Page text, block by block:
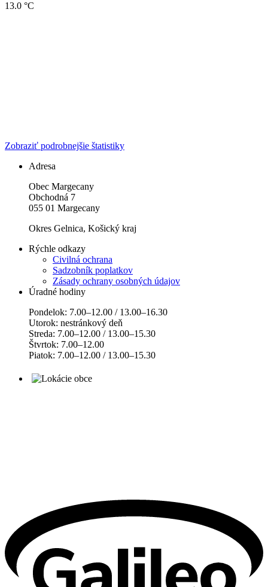
13.0 °C
Zobraziť podrobnejšie štatistiky
Adresa
Obec Margecany
Obchodná 7
055 01 Margecany
Okres Gelnica, Košický kraj
Rýchle odkazy
Civilná ochrana
Sadzobník poplatkov
Zásady ochrany osobných údajov
Úradné hodiny
Pondelok: 7.00–12.00 / 13.00–16.30
Utorok: nestránkový deň
Streda: 7.00–12.00 / 13.00–15.30
Štvrtok: 7.00–12.00
Piatok: 7.00–12.00 / 13.00–15.30